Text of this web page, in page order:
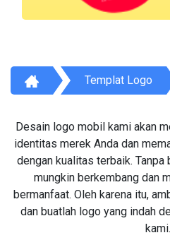
Templat Logo
Desain logo mobil kami akan
identitas merek Anda dan
dengan kualitas terbaik.
mungkin berkembang dan
bermanfaat. Oleh karena itu,
dan buatlah logo yang indah
kami.